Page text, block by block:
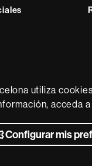
utiliza
acceda
Configurar mis
legal